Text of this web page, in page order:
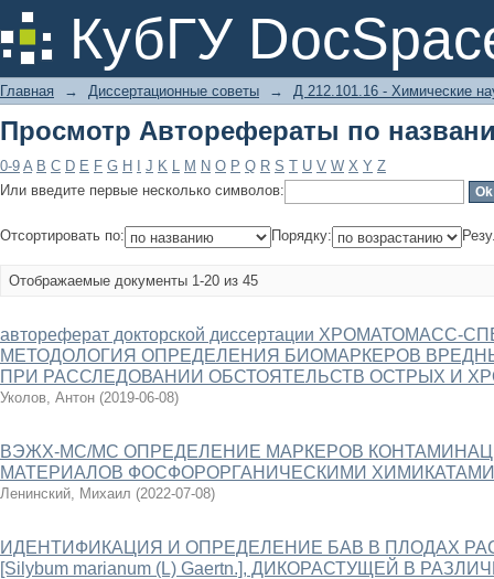
КубГУ
Просмотр Авторефераты по
Главная → Диссертационные советы → Д 212.101.16 - Химические
Просмотр Авторефераты по
0-9 A B C D E F G H J K L M N O P Q R S T U V W X Y Z
Или введите первые несколько символов:
Отсортировать по: Порядку:
Отображаемые документы 1-20 из 45
автореферат докторской диссертации
МЕТОДОЛОГИЯ ОПРЕДЕЛЕНИЯ БИОМАРКЕРОВ
ПРИ РАССЛЕДОВАНИИ ОБСТОЯТЕЛЬСТВ ОСТРЫХ И
Уколов, Антон (2019-06-08)
ВЭЖХ-МС/МС ОПРЕДЕЛЕНИЕ МАРКЕРОВ
МАТЕРИАЛОВ ФОСФОРОРГАНИЧЕСКИМИ ХИМИКАТАМИ
Ленинский, Михаил (2022-07-08)
ИДЕНТИФИКАЦИЯ И ОПРЕДЕЛЕНИЕ БАВ В ПЛОДАХ
[Silybum marianum (L) Gaertn.], ДИКОРАСТУЩЕЙ В